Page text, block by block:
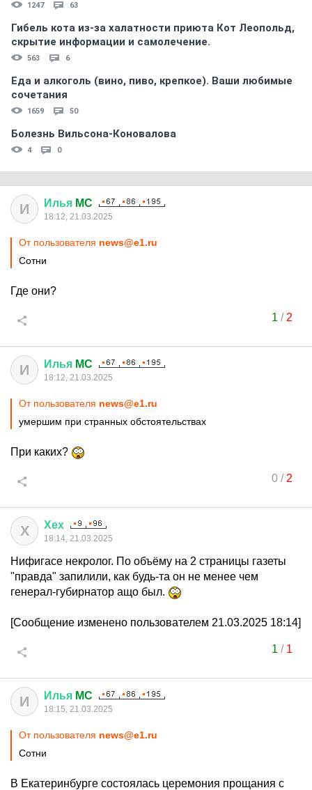
1247 63
Гибель кота из-за халатности приюта Кот Леопольд,
скрытиe информации и самолечение.
563 6
Еда и алкоголь (вино, пиво, крепкое). Ваши любимые
сочетания
1659 50
Болезнь Вильсона-Коновалова
4 0
И Илья MC
18:12, 21.03.2025
От пользователя news@e1.ru
Сотни
Где они?
1 / 2
И Илья MC
18:12, 21.03.2025
От пользователя news@e1.ru
умершим при странных обстоятельствах
При каких?
0/ 2
Х Хех
18:14, 21.03.2025
Нифигасе некролог. По объёму на 2 страницы газеты
"правда" запилили, как будь-та он не менее чем
генерал-губирнатор ащо был.
[Сообщение изменено пользователем 21.03.2025 18:14]
1 / 1
И Илья MC
18:15, 21.03.2025
От пользователя news@e1.ru
Сотни
В Екатеринбурге состоялась церемония прощания с